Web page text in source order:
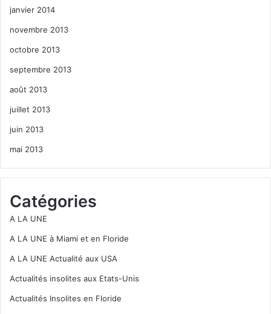
janvier 2014
novembre 2013
octobre 2013
septembre 2013
août 2013
juillet 2013
juin 2013
mai 2013
Catégories
A LA UNE
A LA UNE à Miami et en Floride
A LA UNE Actualité aux USA
Actualités insolites aux Etats-Unis
Actualités Insolites en Floride